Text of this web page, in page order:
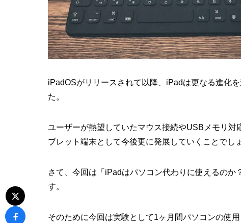
iPadOSがリリースされて以降、iPadは更なる進化
た。
ユーザーが熱望していたマウス接続やUSBメモリ
ブレット端末として今後更に発展していくことでし
さて、今回は「iPadはパソコン代わりに使えるのか
す。
そのために今回は実験として1ヶ月間パソコンの使